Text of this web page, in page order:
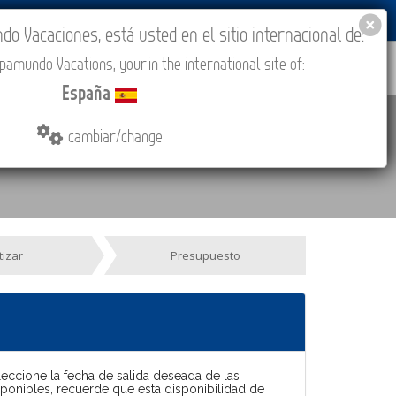
COMPRAR CONTACTO MÁS
more info
Presupuesto
la fecha de salida deseada de las
recuerde que esta disponibilidad de
Vacaciones, está usted en el sitio internacional de:
Vacations, your in the international site of:
España
cambiar/change